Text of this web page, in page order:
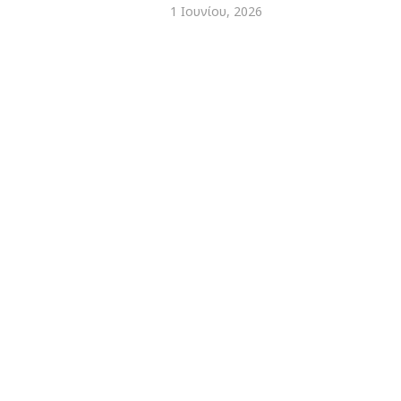
1 Ιουνίου, 2026